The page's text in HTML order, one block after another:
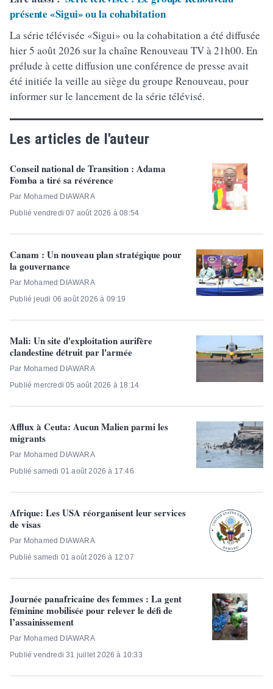
présente «Sigui» ou la cohabitation
La série télévisée «Sigui» ou la cohabitation a été diffusée
hier 5 août 2026 sur la chaîne Renouveau TV à 21h00. En
prélude à cette diffusion une conférence de presse avait
été initiée la veille au siège du groupe Renouveau, pour
informer sur le lancement de la série télévisé.
Les articles de l'auteur
Conseil national de Transition : Adama
Fomba a tiré sa révérence
Par Mohamed DIAWARA
Publié vendredi 07 août 2026 à 08:54
Canam : Un nouveau plan stratégique pour
la gouvernance
Par Mohamed DIAWARA
Publié jeudi 06 août 2026 à 09:19
Mali: Un site d'exploitation aurifère
clandestine détruit par l'armée
Par Mohamed DIAWARA
Publié mercredi 05 août 2026 à 18:14
Afflux à Ceuta: Aucun Malien parmi les
migrants
Par Mohamed DIAWARA
Publié samedi 01 août 2026 à 17:46
Afrique: Les USA réorganisent leur services
de visas
Par Mohamed DIAWARA
Publié samedi 01 août 2026 à 12:07
Journée panafricaine des femmes : La gent
féminine mobilisée pour relever le défi de
l’assainissement
Par Mohamed DIAWARA
Publié vendredi 31 juillet 2026 à 10:33